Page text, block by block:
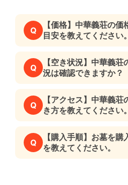
Q
【価格】中華義荘の
目安を教えてください。
Q
【空き状況】中華義
況は確認できますか？
Q
【アクセス】中華義
き方を教えてください。
Q
【購入手順】お墓を
を教えてください。